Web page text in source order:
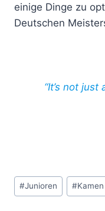
einige Dinge zu
Deutschen
“It’s not just
Schlagworte:
#Junioren #Kamen